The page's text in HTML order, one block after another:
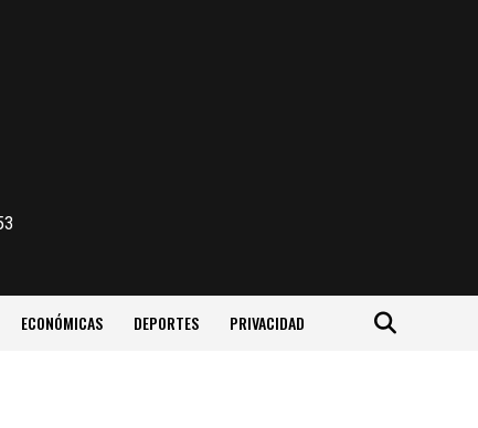
ECONÓMICAS DEPORTES PRIVACIDAD